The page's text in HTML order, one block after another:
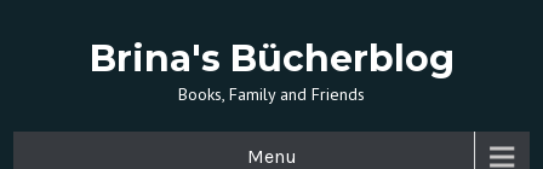
Brina's Bücherblog
Books, Family and Friends
Menu